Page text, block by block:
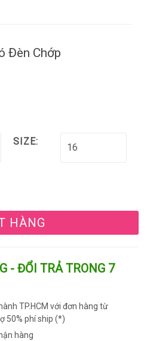
Đèn Chớp
SIZE:
HÀNG
- ĐỔI TRẢ TRONG 7
TP.HCM với đơn hàng từ
50% phí ship (*)
hàng